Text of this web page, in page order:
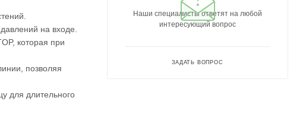
на входе.
которая при
позволяя
для длительного
Наши специалисты ответят на любой
интересующий вопрос
ЗАДАТЬ ВОПРОС